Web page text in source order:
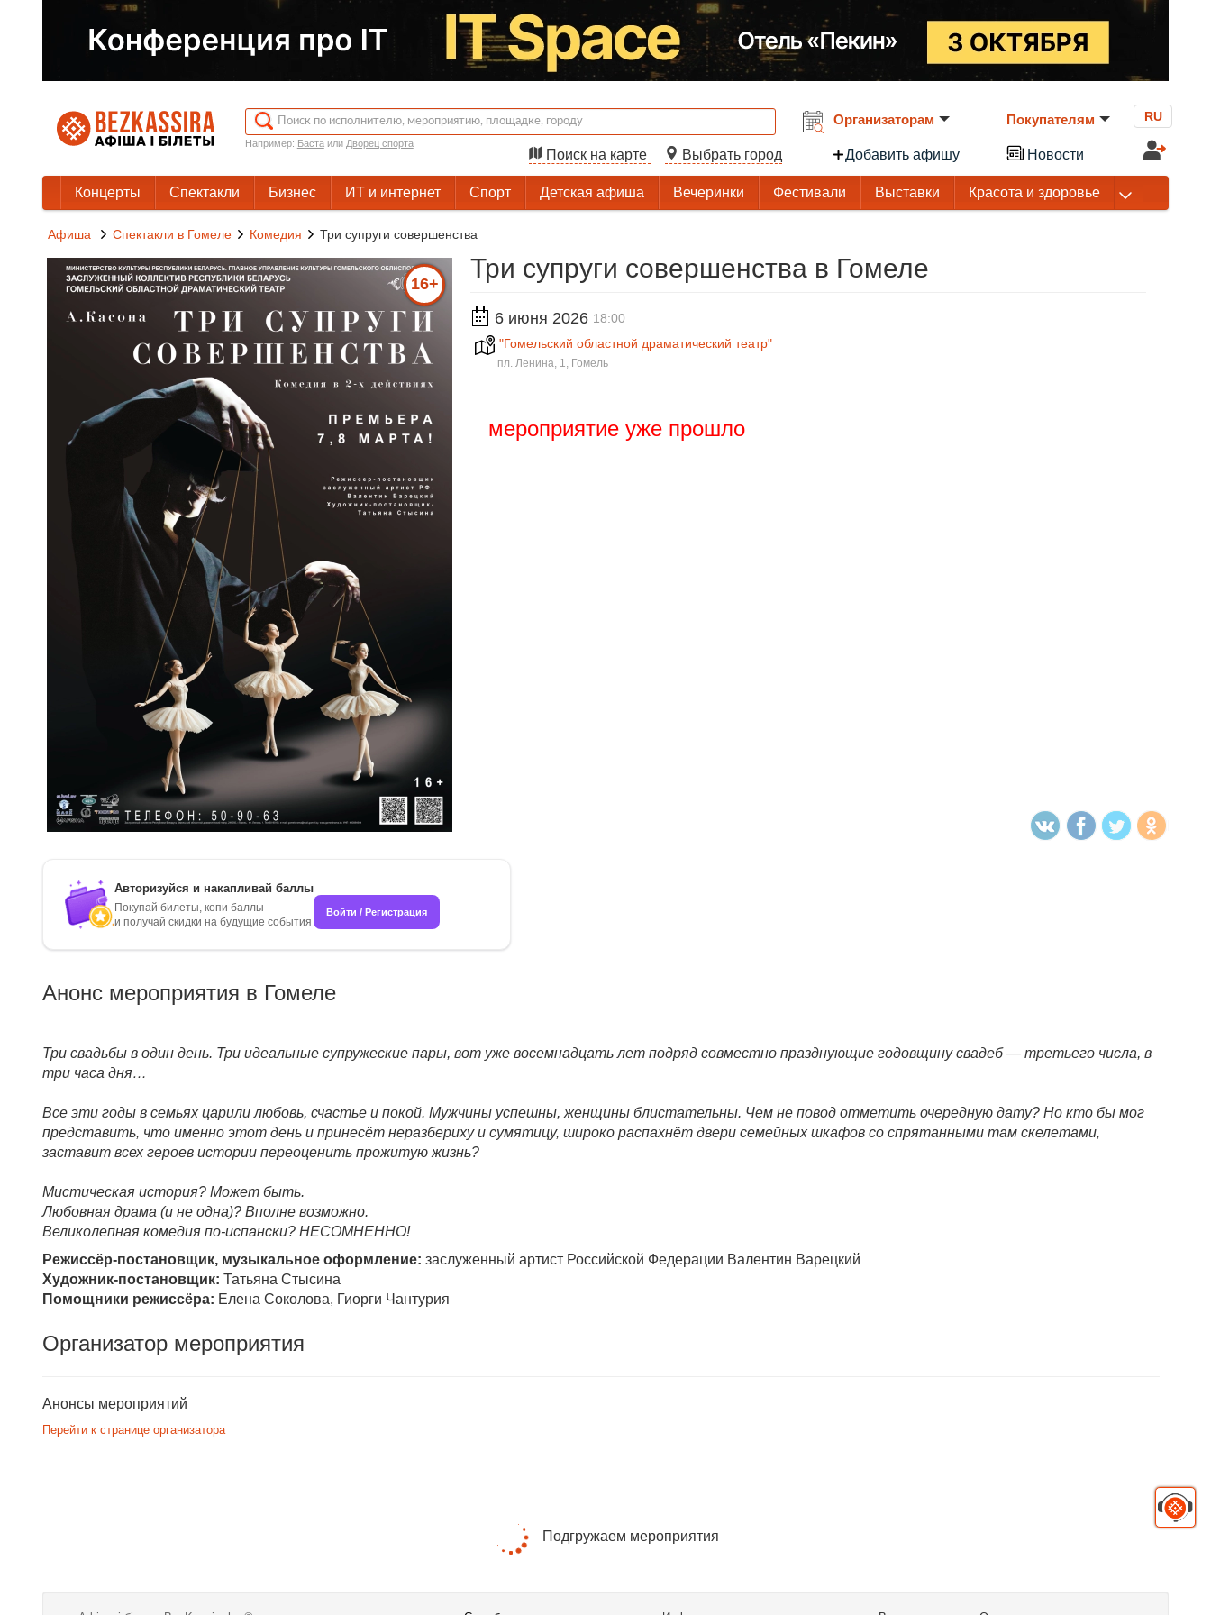
Например: Бастаили Дворец спорта
Поиск на карте Выбрать город
Организаторам
Добавить афишу
Покупателям
Новости
RU
Концерты Спектакли Бизнес ИТ и интернет Спорт Детская афиша Вечеринки Фестивали Выставки Красота и здоровье
Афиша Спектакли в Гомеле Комедия Три супруги совершенства
16+
Три супруги совершенства в Гомеле
6 июня 2026 18:00
"Гомельский областной драматический театр"
пл. Ленина, 1, Гомель
мероприятие уже прошло
Авторизуйся и накапливай баллы
Покупай билеты, копи баллы
и получай скидки на будущие события
Войти / Регистрация
Анонс мероприятия в Гомеле
Три свадьбы в один день. Три идеальные супружеские пары, вот уже восемнадцать лет подряд совместно празднующие годовщину свадеб — третьего числа, в
три часа дня…
Все эти годы в семьях царили любовь, счастье и покой. Мужчины успешны, женщины блистательны. Чем не повод отметить очередную дату? Но кто бы мог
представить, что именно этот день и принесёт неразбериху и сумятицу, широко распахнёт двери семейных шкафов со спрятанными там скелетами,
заставит всех героев истории переоценить прожитую жизнь?
Мистическая история? Может быть.
Любовная драма (и не одна)? Вполне возможно.
Великолепная комедия по-испански? НЕСОМНЕННО!
Режиссёр-постановщик, музыкальное оформление: заслуженный артист Российской Федерации Валентин Варецкий
Художник-постановщик: Татьяна Стысина
Помощники режиссёра: Елена Соколова, Гиорги Чантурия
Организатор мероприятия
Анонсы мероприятий
Перейти к странице организатора
Подгружаем мероприятия